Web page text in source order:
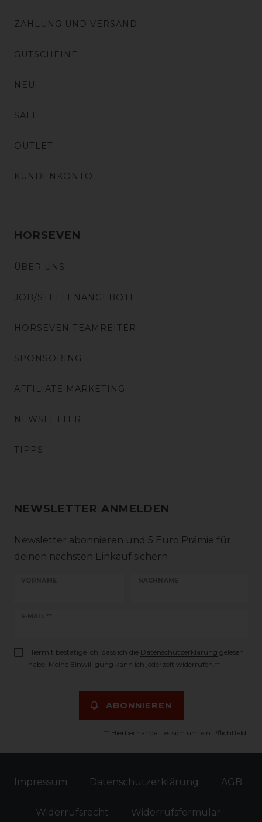
ZAHLUNG UND VERSAND
GUTSCHEINE
NEU
SALE
OUTLET
KUNDENKONTO
HORSEVEN
ÜBER UNS
JOB/STELLENANGEBOTE
HORSEVEN TEAMREITER
SPONSORING
AFFILIATE MARKETING
NEWSLETTER
TIPPS
NEWSLETTER ANMELDEN
Newsletter abonnieren und 5 Euro Prämie für
deinen nächsten Einkauf sichern
VORNAME NACHNAME
E-MAIL **
Newsletter
Hiermit bestätige ich, dass ich die Daten­schutz­erklärung gelesen
habe. Meine Einwilligung kann ich jederzeit widerrufen.**
ABONNIEREN
** Hierbei handelt es sich um ein Pflichtfeld.
Impressum Daten­schutz­erklärung AGB
Widerrufs­recht Widerrufs­formular